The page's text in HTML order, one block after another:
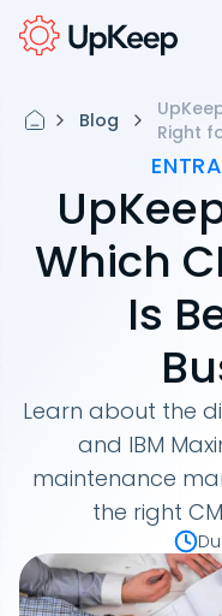
Blog
Right
Which
Is
Learn about the
and IBM
maintenance
the right